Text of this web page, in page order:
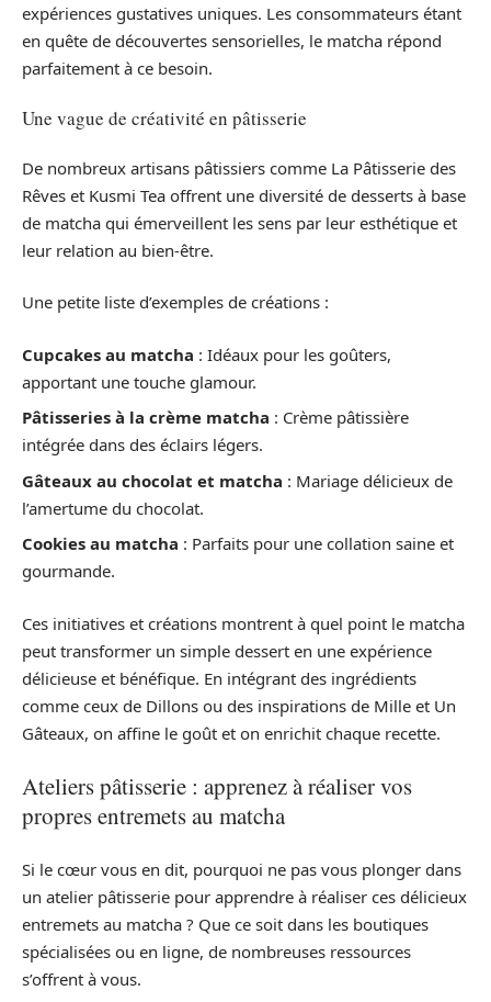
expériences gustatives uniques. Les consommateurs étant
en quête de découvertes sensorielles, le matcha répond
parfaitement à ce besoin.
Une vague de créativité en pâtisserie
De nombreux artisans pâtissiers comme La Pâtisserie des
Rêves et Kusmi Tea offrent une diversité de desserts à base
de matcha qui émerveillent les sens par leur esthétique et
leur relation au bien-être.
Une petite liste d’exemples de créations :
Cupcakes au matcha : Idéaux pour les goûters,
apportant une touche glamour.
Pâtisseries à la crème matcha : Crème pâtissière
intégrée dans des éclairs légers.
Gâteaux au chocolat et matcha : Mariage délicieux de
l’amertume du chocolat.
Cookies au matcha : Parfaits pour une collation saine et
gourmande.
Ces initiatives et créations montrent à quel point le matcha
peut transformer un simple dessert en une expérience
délicieuse et bénéfique. En intégrant des ingrédients
comme ceux de Dillons ou des inspirations de Mille et Un
Gâteaux, on affine le goût et on enrichit chaque recette.
Ateliers pâtisserie : apprenez à réaliser vos
propres entremets au matcha
Si le cœur vous en dit, pourquoi ne pas vous plonger dans
un atelier pâtisserie pour apprendre à réaliser ces délicieux
entremets au matcha ? Que ce soit dans les boutiques
spécialisées ou en ligne, de nombreuses ressources
s’offrent à vous.